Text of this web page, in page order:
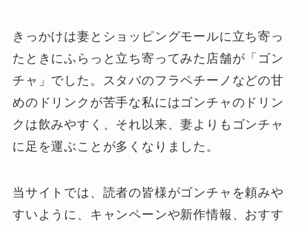
きっかけは妻とショッピングモールに立ち寄っ
たときにふらっと立ち寄ってみた店舗が「ゴン
チャ」でした。スタバのフラペチーノなどの甘
めのドリンクが苦手な私にはゴンチャのドリン
クは飲みやすく、それ以来、妻よりもゴンチャ
に足を運ぶことが多くなりました。
当サイトでは、読者の皆様がゴンチャを頼みや
すいように、キャンペーンや新作情報、おすす